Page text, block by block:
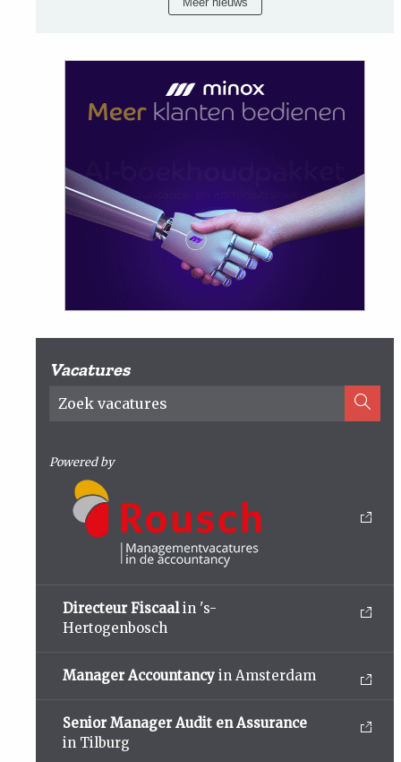
Vacatures
Powered by
Directeur Fiscaalin 's-
Hertogenbosch
Manager Accountancy in Amsterdam
Senior Manager Audit en Assurance
in Tilburg